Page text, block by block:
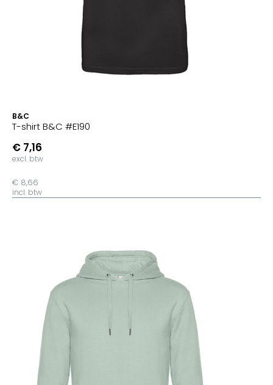
B&C
T-shirt B&C #E190
€ 7,16
excl. btw
€ 8,66
incl. btw